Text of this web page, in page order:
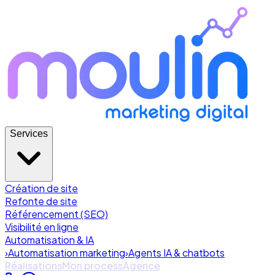
Services
Création de site
Refonte de site
Référencement (SEO)
Visibilité en ligne
Automatisation & IA
›Automatisation marketing›Agents IA & chatbots
RéalisationsMon processAgence